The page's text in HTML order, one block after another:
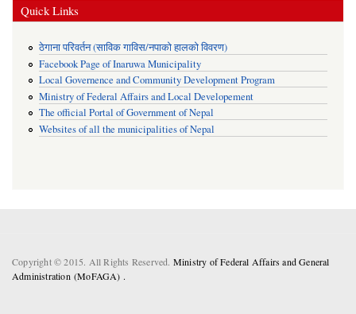
Quick Links
ठेगाना परिवर्तन (साविक गाविस/नपाको हालको विवरण)
Facebook Page of Inaruwa Municipality
Local Governence and Community Development Program
Ministry of Federal Affairs and Local Developement
The official Portal of Government of Nepal
Websites of all the municipalities of Nepal
Copyright © 2015. All Rights Reserved. Ministry of Federal Affairs and General
Administration (MoFAGA) .